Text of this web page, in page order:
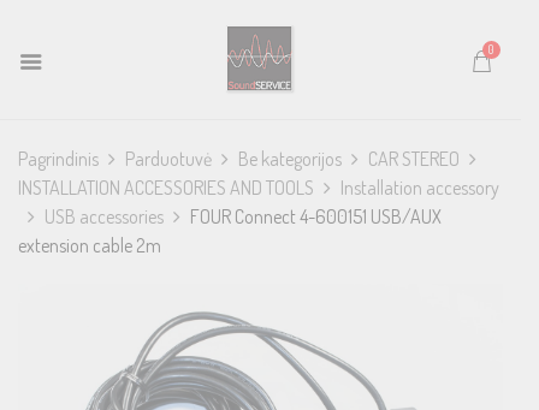
0
Pagrindinis Parduotuvė Be kategorijos
CAR STEREO
INSTALLATION ACCESSORIES AND TOOLS
Installation accessory
USB accessories
FOUR Connect 4-600151 USB/AUX
extension cable 2m